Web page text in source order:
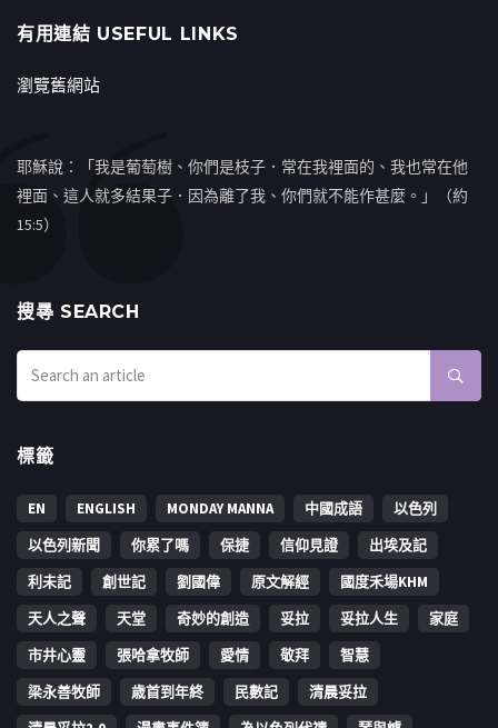
有用連結 USEFUL LINKS
瀏覽舊網站
耶穌說：「我是葡萄樹、你們是枝子．常在我裡面的、我也常在他
裡面、這人就多結果子．因為離了我、你們就不能作甚麼。」（約
15:5）
搜㝷 SEARCH
標籤
EN ENGLISH MONDAY MANNA 中國成語
以色列
以色列新聞
你累了嗎 保捷 信仰見證
出埃及記
利未記
創世記 劉國偉 原文解經
國度禾場KHM
天人之聲
天堂 奇妙的創造 妥拉 妥拉人生
家庭
市井心靈
張哈拿牧師 愛情 敬拜
智慧
梁永善牧師
歳首到年終 民數記
清晨妥拉